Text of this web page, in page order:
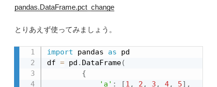
pandas.DataFrame.pct_change
とりあえず使ってみましょう。
import pandas as pd
df = pd . DataFrame(
{
'a' : [1 , 2 , 3 , 4, 5] ,